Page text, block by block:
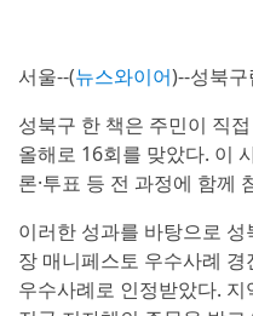
서울--(뉴스와이어)--성북구
성북구 한 책은 주민이 직
올해로 16회를 맞았다. 이
론·투표 등 전 과정에 함께
이러한 성과를 바탕으로 성
장 매니페스토 우수사례
우수사례로 인정받았다.